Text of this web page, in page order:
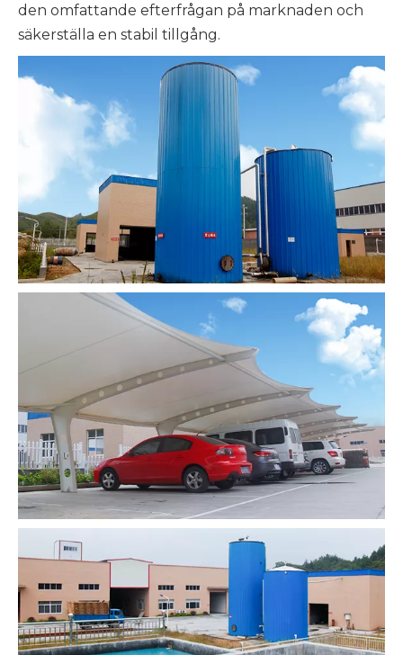
den omfattande efterfrågan på marknaden och
säkerställa en stabil tillgång.